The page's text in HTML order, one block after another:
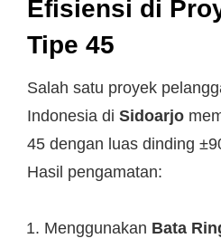
Efisiensi di
Tipe 45
Salah satu proyek
Indonesia di Sidoarjo
45 dengan luas dinding
Hasil pengamatan:
Menggunakan Bata